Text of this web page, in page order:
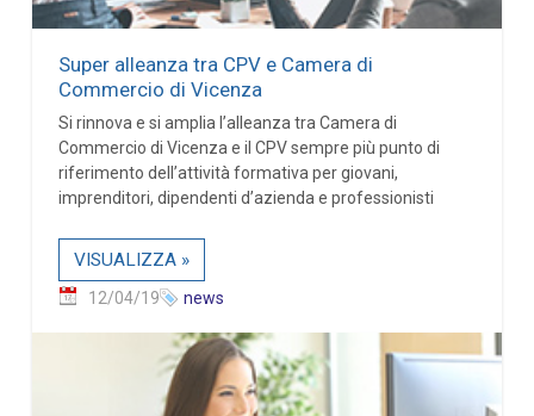
Super alleanza tra CPV e Camera di
Commercio di Vicenza
Si rinnova e si amplia l’alleanza tra Camera di
Commercio di Vicenza e il CPV sempre più punto di
riferimento dell’attività formativa per giovani,
imprenditori, dipendenti d’azienda e professionisti
VISUALIZZA »
12/04/19 news